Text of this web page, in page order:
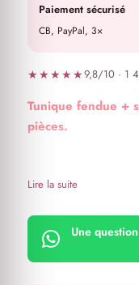
Paiement sécurisé
CB, PayPal, 3×
★★★★★9,8/10 · 1
Tunique fendue +
pièces.
fendue et d’un short
Lire la suite
Une